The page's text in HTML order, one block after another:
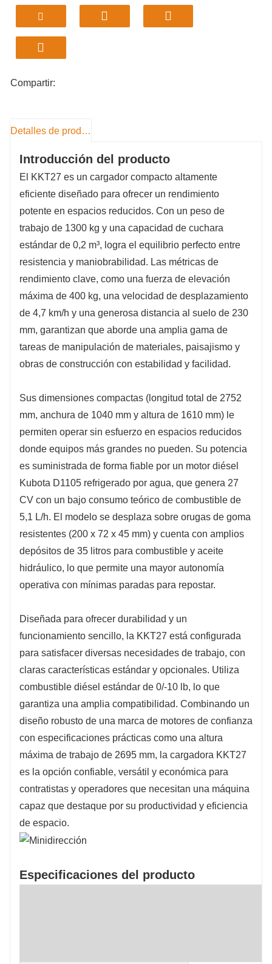
Garantía de 1 año:Tranquilidad con cobertura
extendida.
Diseño compacto:
reducidos y maniobrabilidad.
Compartir:
Detalles de producto
Introducción del producto
El KKT27 es un cargador compacto altamente
eficiente diseñado para ofrecer un rendimiento
potente en espacios reducidos. Con un peso de
trabajo de 1300 kg y una capacidad de cuchara
estándar de 0,2 m³, logra el equilibrio perfecto entre
resistencia y maniobrabilidad. Las métricas de
rendimiento clave, como una fuerza de elevación
máxima de 400 kg, una velocidad de desplazamiento
de 4,7 km/h y una generosa distancia al suelo de 230
mm, garantizan que aborde una amplia gama de
tareas de manipulación de materiales, paisajismo y
obras de construcción con estabilidad y facilidad.
Sus dimensiones compactas (longitud total de 2752
mm, anchura de 1040 mm y altura de 1610 mm) le
permiten operar sin esfuerzo en espacios reducidos
donde equipos más grandes no pueden. Su potencia
es suministrada de forma fiable por un motor diésel
Kubota D1105 refrigerado por agua, que genera 27
CV con un bajo consumo teórico de combustible de
5,1 L/h. El modelo se desplaza sobre orugas de goma
resistentes (200 x 72 x 45 mm) y cuenta con amplios
depósitos de 35 litros para combustible y aceite
hidráulico, lo que permite una mayor autonomía
operativa con mínimas paradas para repostar.
Diseñada para ofrecer durabilidad y un
funcionamiento sencillo, la KKT27 está configurada
para satisfacer diversas necesidades de trabajo, con
claras características estándar y opcionales. Utiliza
combustible diésel estándar de 0/-10 lb, lo que
garantiza una amplia compatibilidad. Combinando un
diseño robusto de una marca de motores de confianza
con especificaciones prácticas como una altura
máxima de trabajo de 2695 mm, la cargadora KKT27
es la opción confiable, versátil y económica para
contratistas y operadores que necesitan una máquina
capaz que destaque por su productividad y eficiencia
de espacio.
Especificaciones del producto